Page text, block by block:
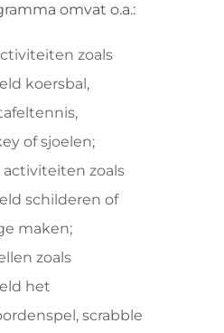
omvat o.a.:
zoals
koersbal,
of sjoelen;
activiteiten zoals
schilderen of
maken;
zoals
het
scrabble